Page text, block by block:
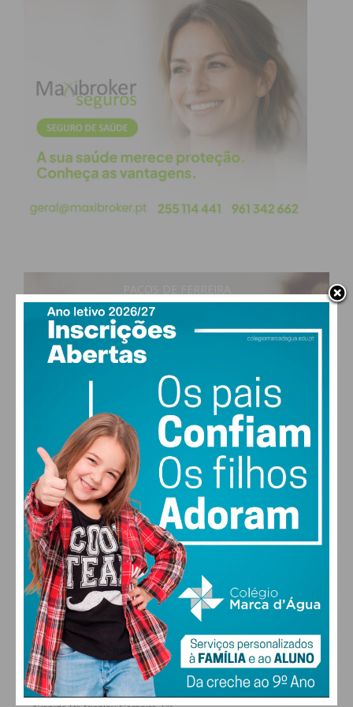
Subscreva a newsletter do
Imediato
Assine nossa newsletter por e-mail e
obtenha de forma regular a informação
atualizada.
19°
clear sky
80% humidade
30°
SEX
28
SÁB
28°
DOM
29°
SEG
ALTERAR
FARMACIAS DE SERVIÇO EM PAÇOS DE
FERREIRA